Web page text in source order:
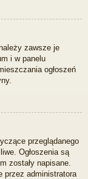
zawsze je
i w panelu
ogłoszeń
przeglądanego
Ogłoszenia są
zostały napisane.
przez administratora